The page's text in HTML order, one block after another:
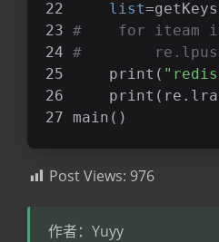
list
#    for iteam
#
    print(
main()
Post Views: 976
作者：Yuyy